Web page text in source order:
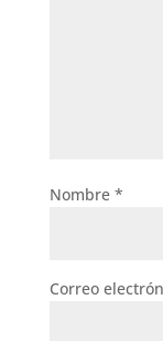
Nombre *
Correo